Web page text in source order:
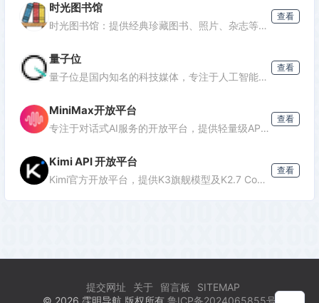
时光图书馆
时光图书馆：提供经典珍藏图书、照片、杂志等文化资源的数字平台。
查看
量子位
量子位是国内知名的科技媒体，专注于人工智能领域，提供最新AI资讯、行业分析和深度报道，是了解AI发展的重要窗口。
查看
MiniMax开放平台
专注于对话式AI服务的开放平台，提供轻量级API接口，支持多轮对话、文本生成等功能，适合需要快速集成对话能力的开发者。
查看
Kimi API 开放平台
Kimi官方开放平台，提供K3旗舰模型及K2.7 Code编程模型API，支持1M token上下文、联网搜索及代码执行，助力开发者高效构建智能应用。
查看
提交网址 关于 留言板
SITEMAP